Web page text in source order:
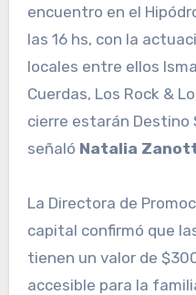
encuentro en el
las 16 hs, con la
locales entre ellos
Cuerdas, Los Rock &
cierre estarán Destino
señaló Natalia
La Directora de
capital confirmó que
tienen un valor de
accesible para la